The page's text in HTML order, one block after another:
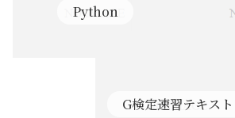
Python
G検定速習テキスト